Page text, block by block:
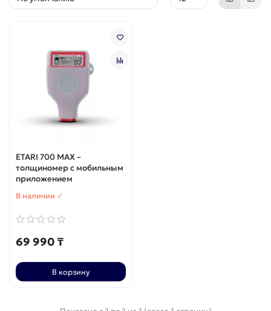
ETARI 700 MAX –
толщиномер с мобильным
приложением
В наличии ✓
69 990 ₸
В корзину